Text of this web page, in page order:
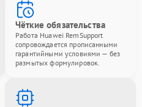
Чёткие обязательства
Работа Huawei RemSupport
сопровождается прописанными
гарантийными условиями — без
размытых формулировок.